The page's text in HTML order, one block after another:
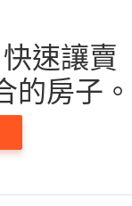
快速讓賣
的房子。